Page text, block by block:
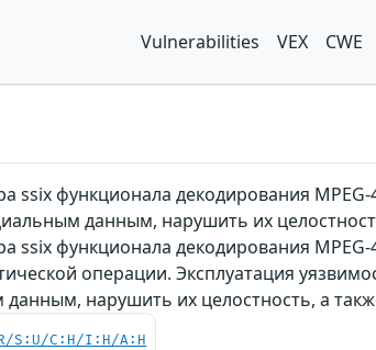
Vulnerabilities VEX CWE
ssix функционала декодирования
данным, нарушить их
ssix функционала декодирования
операции. Эксплуатация
нарушить их целостность, а
S:U/C:H/I:H/A:H